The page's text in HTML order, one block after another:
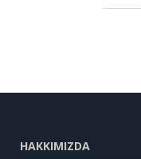
HAKKIMIZDA